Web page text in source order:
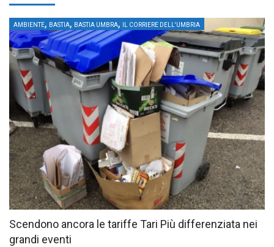
AMBIENTE, BASTIA, BASTIA UMBRA, IL CORRIERE DELL'UMBRIA
Scendono ancora le tariffe Tari Più differenziata nei
grandi eventi